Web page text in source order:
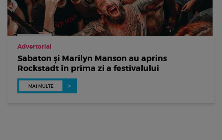
Advertorial
Sabaton și Marilyn Manson au aprins
Rockstadt în prima zi a festivalului
MAI MULTE